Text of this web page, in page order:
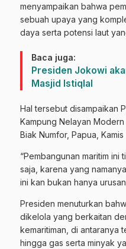
menyampaikan bahwa
sebuah upaya yang
daya serta potensi laut
Baca juga:
Presiden Jokowi
Masjid Istiqlal
Hal tersebut disampaikan
Kampung Nelayan
Biak Numfor, Papua, Kamis
“Pembangunan maritim ini
saja, karena yang
ini kan bukan hanya
Presiden menuturkan
dikelola yang berkaitan
kemaritiman, di antaranya
hingga gas serta minyak